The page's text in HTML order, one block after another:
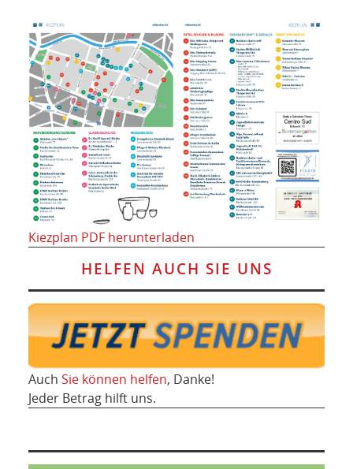
Kiezplan PDF herunterladen
HELFEN AUCH SIE UNS
Auch Sie können helfen, Danke!
Jeder Betrag hilft uns.